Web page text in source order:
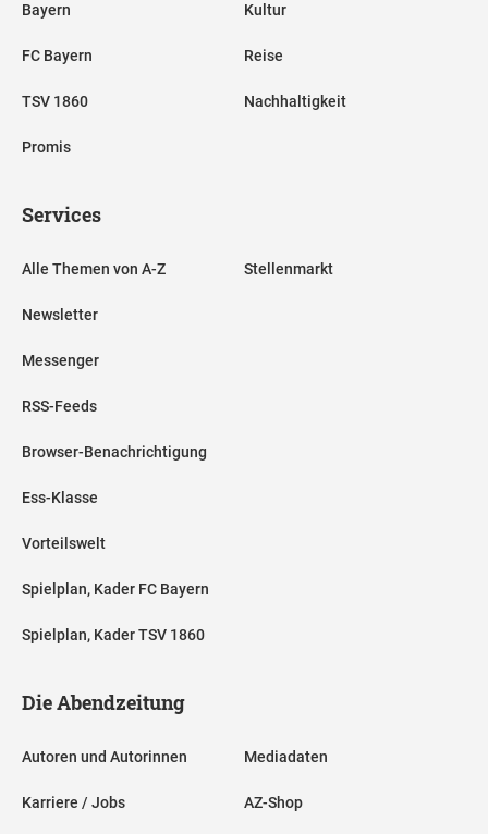
Bayern
FC Bayern
TSV 1860
Promis
Kultur
Reise
Nachhaltigkeit
Services
Alle Themen von A-Z
Newsletter
Messenger
RSS-Feeds
Browser-Benachrichtigung
Ess-Klasse
Vorteilswelt
Spielplan, Kader FC Bayern
Spielplan, Kader TSV 1860
Stellenmarkt
Die Abendzeitung
Autoren und Autorinnen
Karriere / Jobs
Mediadaten
AZ-Shop